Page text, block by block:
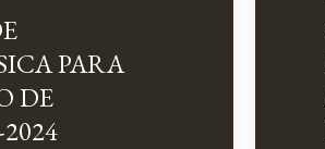
PARA
DE